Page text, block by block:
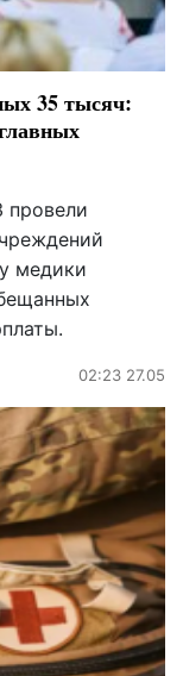
35 тысяч:
провели
медики
02:23 27.05